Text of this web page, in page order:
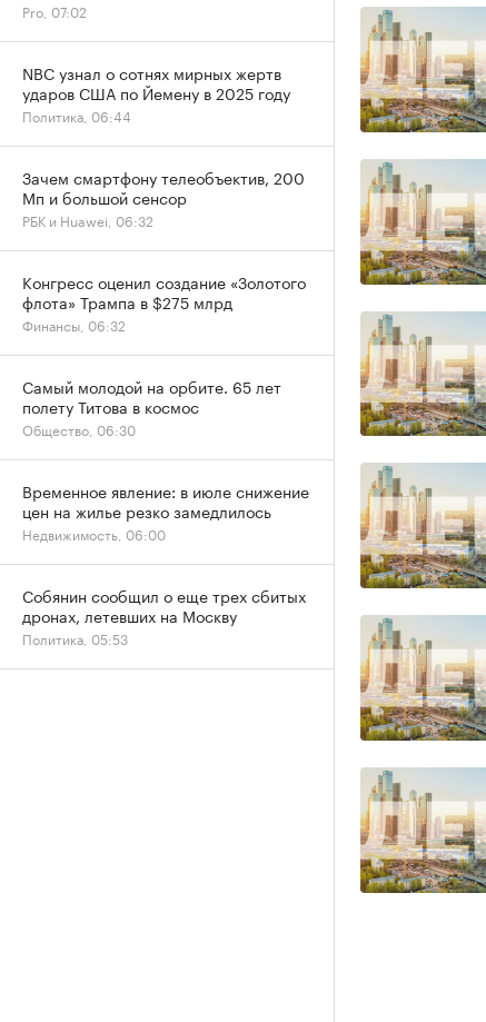
Pro, 07:02
NBC узнал о сотнях мирных жертв
ударов США по Йемену в 2025 году
Политика, 06:44
Зачем смартфону телеобъектив, 200
Мп и большой сенсор
РБК и Huawei, 06:32
Конгресс оценил создание «Золотого
флота» Трампа в $275 млрд
Финансы, 06:32
Самый молодой на орбите. 65 лет
полету Титова в космос
Общество, 06:30
Временное явление: в июле снижение
цен на жилье резко замедлилось
Недвижимость, 06:00
Собянин сообщил о еще трех сбитых
дронах, летевших на Москву
Политика, 05:53